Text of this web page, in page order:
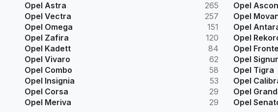
Opel Astra
265
Opel Vectra
257
Opel Omega
151
Opel Zafira
120
Opel Kadett
84
Opel Vivaro
62
Opel Combo
58
Opel Insignia
53
Opel Corsa
29
Opel Meriva
29
Opel
Opel
Opel
Opel
Opel
Opel
Opel Tigra
Opel
Opel
Opel